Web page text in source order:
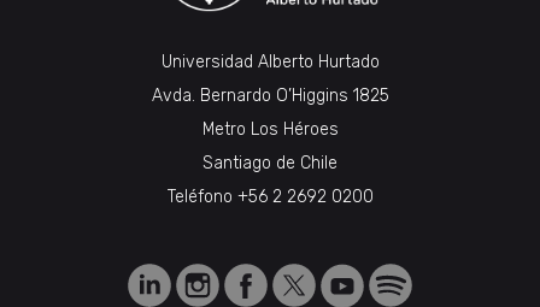
Universidad Alberto Hurtado
Avda. Bernardo O’Higgins 1825
Metro Los Héroes
Santiago de Chile
Teléfono +56 2 2692 0200